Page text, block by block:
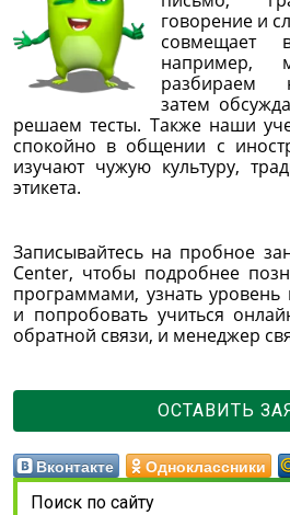
говорение и
совмещает
например,
разбираем
затем
решаем тесты. Также наши
спокойно в общении с
изучают чужую культуру,
этикета.
Записывайтесь на пробное
Center, чтобы подробнее
программами, узнать уровень
и попробовать учиться
обратной связи, и менеджер
ОСТАВИТЬ
Вконтакте Одноклассники